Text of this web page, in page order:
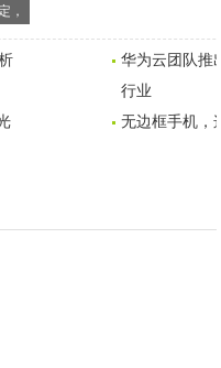
，
字
华为云团队推
行业
无边框手机，